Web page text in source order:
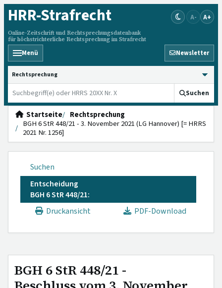
HRR-Strafrecht
Online-Zeitschrift und Rechtsprechungsdatenbank
für höchstrichterliche Rechtsprechung im Strafrecht
A- A+
Menü Newsletter
HRRS durchsuchen
Suchen
Startseite
Rechtsprechung
BGH 6 StR 448/21 - 3. November 2021 (LG Hannover) [= HRRS
2021 Nr. 1256]
Suchen
Entscheidung
BGH 6 StR 448/21:
Druckansicht
PDF-Download
BGH 6 StR 448/21 -